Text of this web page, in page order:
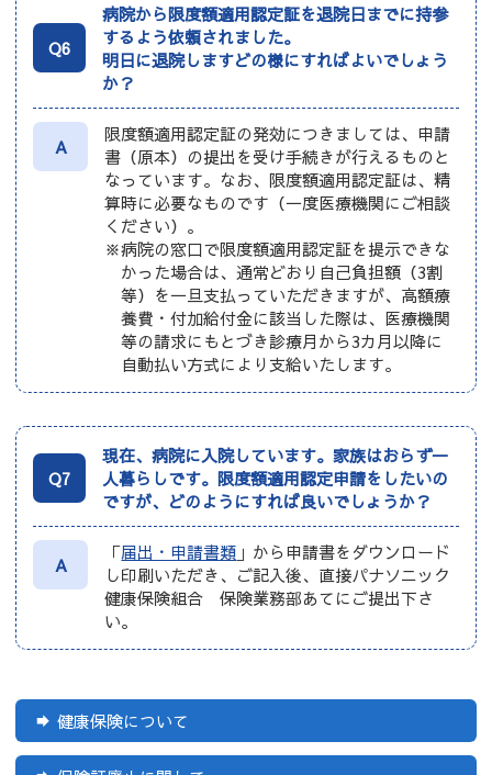
健康保険について
Q6
病院から限度額適用認定証を退院日までに持参
するよう依頼されました。
明日に退院しますどの様にすればよいでしょう
か？
A
限度額適用認定証の発効につきましては、申請
書（原本）の提出を受け手続きが行えるものと
なっています。なお、限度額適用認定証は、精
算時に必要なものです（一度医療機関にご相談
ください）。
※病院の窓口で限度額適用認定証を提示できな
かった場合は、通常どおり自己負担額（3割
等）を一旦支払っていただきますが、高額療
養費・付加給付金に該当した際は、医療機関
等の請求にもとづき診療月から3カ月以降に
自動払い方式により支給いたします。
Q7
現在、病院に入院しています。家族はおらず一
人暮らしです。限度額適用認定申請をしたいの
ですが、どのようにすれば良いでしょうか？
A
「届出・申請書類 」から申請書をダウンロード
し印刷いただき、ご記入後、直接パナソニック
健康保険組合 保険業務部あてにご提出下さ
い。